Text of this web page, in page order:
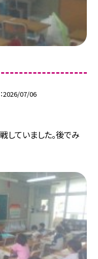
2026/07/06
ていました。後でみ